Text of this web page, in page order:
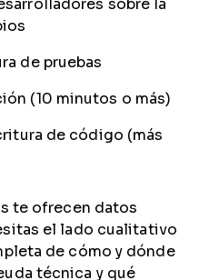
sobre la
de pruebas
(10 minutos o más)
de código (más
te ofrecen datos
el lado cualitativo
de cómo y dónde
técnica y qué